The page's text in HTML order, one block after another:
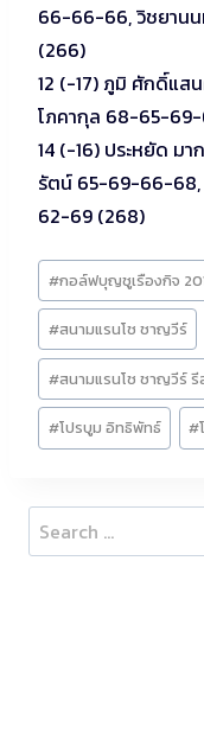
66-66-66, วิชยาน
(266)
12 (-17) ภูมิ ศักดิ์แ
โภคากุล 68-65-
14 (-16) ประหยัด ม
รัตน์ 65-69-66-
62-69 (268)
Post
Tags:
#กอล์ฟบุญชูเรืองกิจ
#สนามแรนโช ชาญวีร์
#สนามแรนโช ชาญวีร์
#โปรบูม อิทธิพัทธ์ #
Search
for: